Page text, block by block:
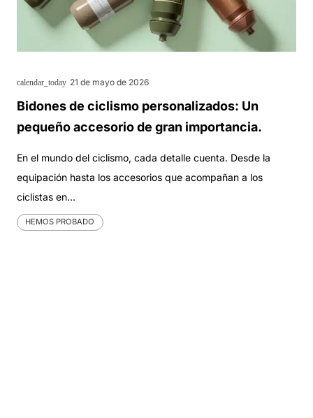
calendar_today 21 de mayo de 2026
Bidones de ciclismo personalizados: Un
pequeño accesorio de gran importancia.
En el mundo del ciclismo, cada detalle cuenta. Desde la
equipación hasta los accesorios que acompañan a los
ciclistas en…
HEMOS PROBADO